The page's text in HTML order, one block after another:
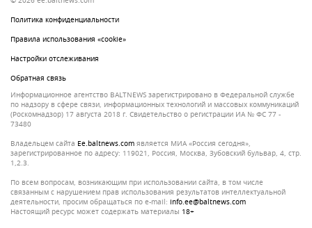
Политика конфиденциальности
Правила использования «cookie»
Настройки отслеживания
Обратная связь
Информационное агентство BALTNEWS зарегистрировано в Федеральной службе
по надзору в сфере связи, информационных технологий и массовых коммуникаций
(Роскомнадзор) 17 августа 2018 г. Свидетельство о регистрации ИА № ФС 77 -
73480
Владельцем сайта
ee.baltnews.com является МИА «Россия сегодня»,
зарегистрированное по адресу: 119021, Россия, Москва, Зубовский бульвар, 4, стр.
1,2.3.
По всем вопросам, возникающим при использовании сайта, в том числе
связанным с нарушением прав использования результатов интеллектуальной
деятельности, просим обращаться по e-mail: info.ee@baltnews.com
Настоящий ресурс может содержать материалы 18+